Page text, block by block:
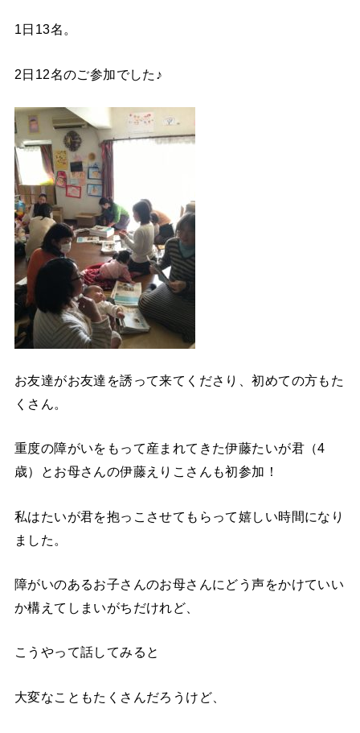
1日13名。
2日12名のご参加でした♪
お友達がお友達を誘って来てくださり、初めての方もた
くさん。
重度の障がいをもって産まれてきた伊藤たいが君（4
歳）とお母さんの伊藤えりこさんも初参加！
私はたいが君を抱っこさせてもらって嬉しい時間になり
ました。
障がいのあるお子さんのお母さんにどう声をかけていい
か構えてしまいがちだけれど、
こうやって話してみると
大変なこともたくさんだろうけど、